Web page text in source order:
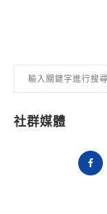
社群媒體